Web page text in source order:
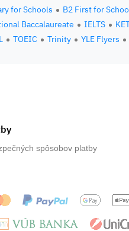
for Schools B2 First for
Baccalaureate
IELTS
TOEIC Trinity YLE Flyers
spôsobov platby